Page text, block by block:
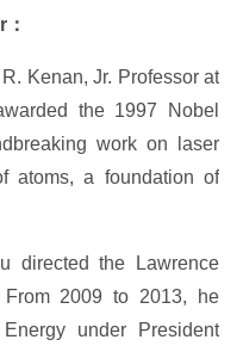
Kenan, Jr. Professor at
the 1997 Nobel
work on laser
atoms, a foundation of
directed the Lawrence
From 2009 to 2013, he
under President